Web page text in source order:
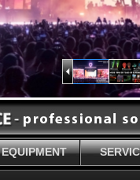
EQUIPMENT